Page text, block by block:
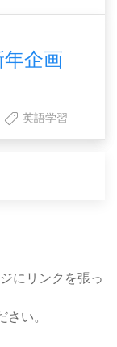
企画
英語学習
にリンクを張っ
い。